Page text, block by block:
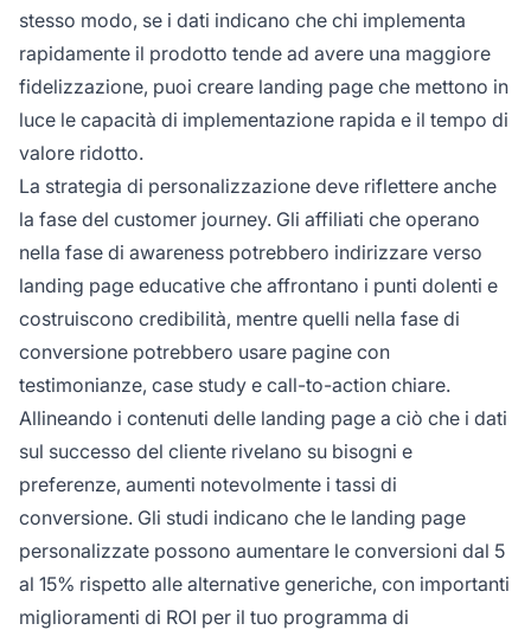
stesso modo, se i dati indicano che chi implementa
rapidamente il prodotto tende ad avere una maggiore
fidelizzazione, puoi creare landing page che mettono in
luce le capacità di implementazione rapida e il tempo di
valore ridotto.
La strategia di personalizzazione deve riflettere anche
la fase del customer journey. Gli affiliati che operano
nella fase di awareness potrebbero indirizzare verso
landing page educative che affrontano i punti dolenti e
costruiscono credibilità, mentre quelli nella fase di
conversione potrebbero usare pagine con
testimonianze, case study e call-to-action chiare.
Allineando i contenuti delle landing page a ciò che i dati
sul successo del cliente rivelano su bisogni e
preferenze, aumenti notevolmente i tassi di
conversione. Gli studi indicano che le landing page
personalizzate possono aumentare le conversioni dal 5
al 15% rispetto alle alternative generiche, con importanti
miglioramenti di ROI per il tuo programma di